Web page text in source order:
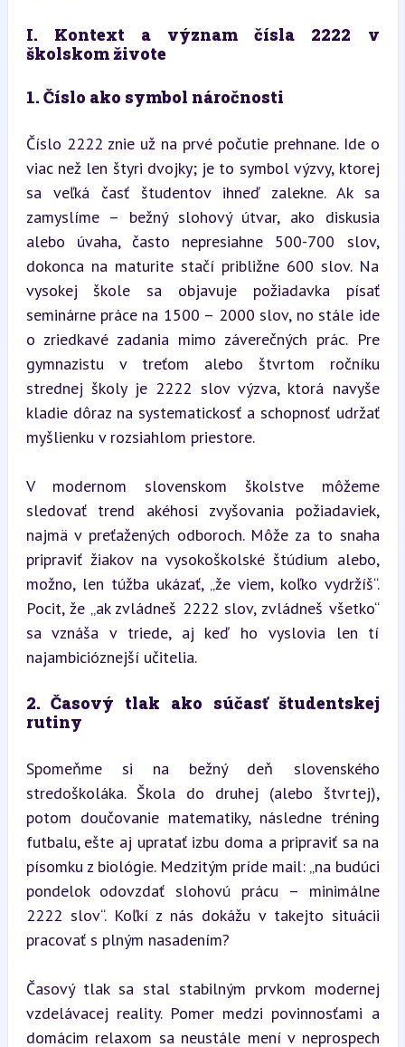
I. Kontext a význam čísla 2222 v
školskom živote
1. Číslo ako symbol náročnosti
Číslo 2222 znie už na prvé počutie prehnane. Ide o
viac než len štyri dvojky; je to symbol výzvy, ktorej
sa veľká časť študentov ihneď zalekne. Ak sa
zamyslíme – bežný slohový útvar, ako diskusia
alebo úvaha, často nepresiahne 500-700 slov,
dokonca na maturite stačí približne 600 slov. Na
vysokej škole sa objavuje požiadavka písať
seminárne práce na 1500 – 2000 slov, no stále ide
o zriedkavé zadania mimo záverečných prác. Pre
gymnazistu v treťom alebo štvrtom ročníku
strednej školy je 2222 slov výzva, ktorá navyše
kladie dôraz na systematickosť a schopnosť udržať
myšlienku v rozsiahlom priestore.
V modernom slovenskom školstve môžeme
sledovať trend akéhosi zvyšovania požiadaviek,
najmä v preťažených odboroch. Môže za to snaha
pripraviť žiakov na vysokoškolské štúdium alebo,
možno, len túžba ukázať, „že viem, koľko vydržíš“.
Pocit, že „ak zvládneš 2222 slov, zvládneš všetko“
sa vznáša v triede, aj keď ho vyslovia len tí
najambicióznejší učitelia.
2. Časový tlak ako súčasť študentskej
rutiny
Spomeňme si na bežný deň slovenského
stredoškoláka. Škola do druhej (alebo štvrtej),
potom doučovanie matematiky, následne tréning
futbalu, ešte aj upratať izbu doma a pripraviť sa na
písomku z biológie. Medzitým príde mail: „na budúci
pondelok odovzdať slohovú prácu – minimálne
2222 slov“. Koľkí z nás dokážu v takejto situácii
pracovať s plným nasadením?
Časový tlak sa stal stabilným prvkom modernej
vzdelávacej reality. Pomer medzi povinnosťami a
domácim relaxom sa neustále mení v neprospech